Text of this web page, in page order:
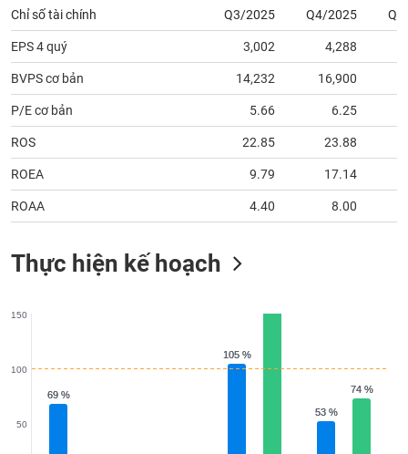
Chỉ số tài chính Q3/2025 Q4/2025
EPS 4 quý 3,002 4,288
BVPS cơ bản 14,232 16,900
P/E cơ bản 5.66 6.25
ROS 22.85 23.88
ROEA 9.79 17.14
ROAA 4.40 8.00
Thực hiện kế hoạch
69 %
69 %
105 %
105 %
53 %
53 %
74 %
74 %
50
100
150